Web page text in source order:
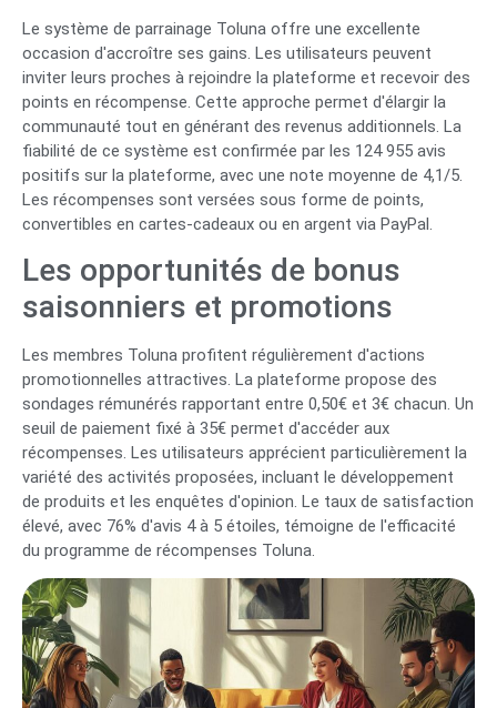
Le système de parrainage Toluna offre une excellente
occasion d'accroître ses gains. Les utilisateurs peuvent
inviter leurs proches à rejoindre la plateforme et recevoir des
points en récompense. Cette approche permet d'élargir la
communauté tout en générant des revenus additionnels. La
fiabilité de ce système est confirmée par les 124 955 avis
positifs sur la plateforme, avec une note moyenne de 4,1/5.
Les récompenses sont versées sous forme de points,
convertibles en cartes-cadeaux ou en argent via PayPal.
Les opportunités de bonus
saisonniers et promotions
Les membres Toluna profitent régulièrement d'actions
promotionnelles attractives. La plateforme propose des
sondages rémunérés rapportant entre 0,50€ et 3€ chacun. Un
seuil de paiement fixé à 35€ permet d'accéder aux
récompenses. Les utilisateurs apprécient particulièrement la
variété des activités proposées, incluant le développement
de produits et les enquêtes d'opinion. Le taux de satisfaction
élevé, avec 76% d'avis 4 à 5 étoiles, témoigne de l'efficacité
du programme de récompenses Toluna.